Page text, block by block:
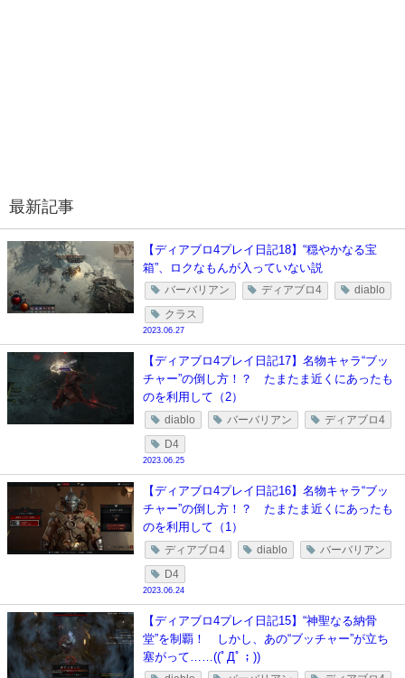
最新記事
【ディアブロ4プレイ日記18】“穏やかなる宝
箱”、ロクなもんが入っていない説
バーバリアン ディアブロ4 diablo
クラス
2023.06.27
【ディアブロ4プレイ日記17】名物キャラ“ブッ
チャー”の倒し方！？ たまたま近くにあったも
のを利用して（2）
diablo バーバリアン ディアブロ4
D4
2023.06.25
【ディアブロ4プレイ日記16】名物キャラ“ブッ
チャー”の倒し方！？ たまたま近くにあったも
のを利用して（1）
ディアブロ4 diablo バーバリアン
D4
2023.06.24
【ディアブロ4プレイ日記15】“神聖なる納骨
堂”を制覇！ しかし、あの“ブッチャー”が立ち
塞がって……((ﾟДﾟ；))